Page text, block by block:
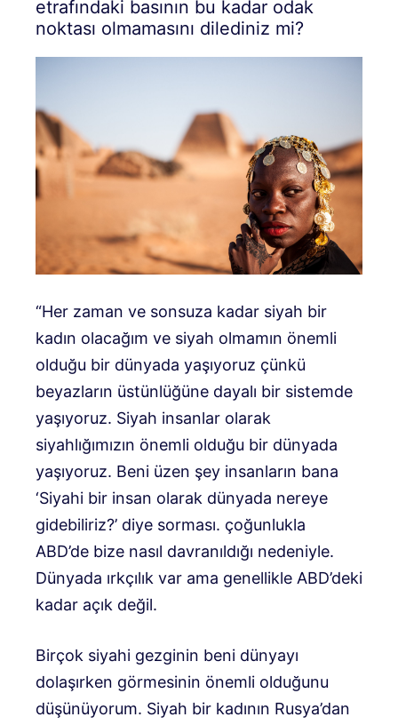
etrafındaki basının bu kadar odak
noktası olmamasını dilediniz mi?
“Her zaman ve sonsuza kadar siyah bir
kadın olacağım ve siyah olmamın önemli
olduğu bir dünyada yaşıyoruz çünkü
beyazların üstünlüğüne dayalı bir sistemde
yaşıyoruz. Siyah insanlar olarak
siyahlığımızın önemli olduğu bir dünyada
yaşıyoruz. Beni üzen şey insanların bana
‘Siyahi bir insan olarak dünyada nereye
gidebiliriz?’ diye sorması. çoğunlukla
ABD’de bize nasıl davranıldığı nedeniyle.
Dünyada ırkçılık var ama genellikle ABD’deki
kadar açık değil.
Birçok siyahi gezginin beni dünyayı
dolaşırken görmesinin önemli olduğunu
düşünüyorum. Siyah bir kadının Rusya’dan